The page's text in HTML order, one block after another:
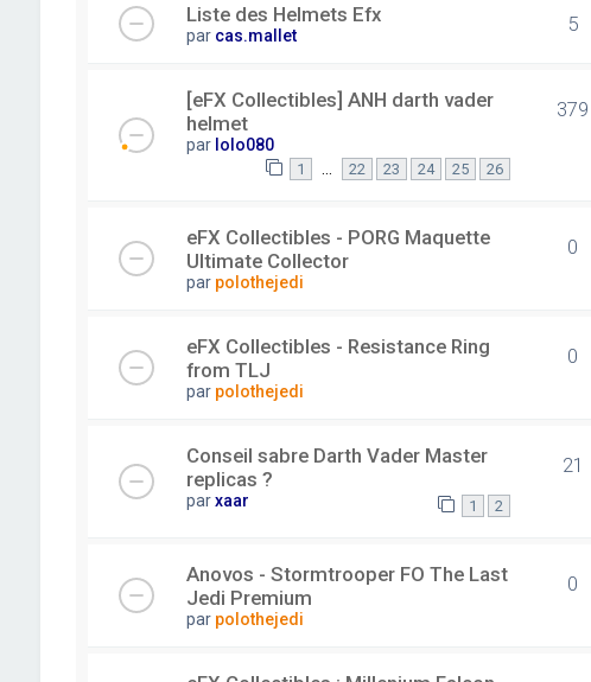
Liste des Helmets Efx
par cas.mallet 5
[eFX Collectibles] ANH darth vader
helmet
par lolo080
1 22 23 24 25 26
379
eFX Collectibles - PORG Maquette
Ultimate Collector
par polothejedi
0
eFX Collectibles - Resistance Ring
from TLJ
par polothejedi
0
Conseil sabre Darth Vader Master
replicas ?
parxaar 1 2
21
Anovos - Stormtrooper FO The Last
Jedi Premium
par polothejedi
0